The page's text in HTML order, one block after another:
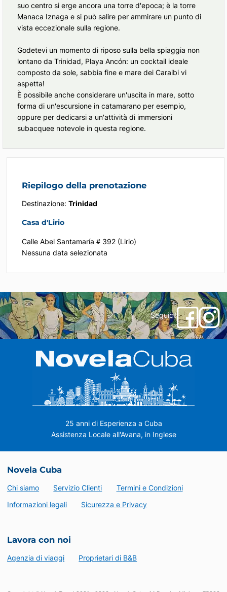
suo centro si erge ancora una torre d'epoca; è la torre
Manaca Iznaga e si può salire per ammirare un punto di
vista eccezionale sulla regione.
Godetevi un momento di riposo sulla bella spiaggia non
lontano da Trinidad, Playa Ancón: un cocktail ideale
composto da sole, sabbia fine e mare dei Caraibi vi
aspetta!
È possibile anche considerare un'uscita in mare, sotto
forma di un'escursione in catamarano per esempio,
oppure per dedicarsi a un'attività di immersioni
subacquee notevole in questa regione.
Riepilogo della prenotazione
Destinazione: Trinidad
Casa d'Lirio
Calle Abel Santamaría # 392 (Lirio)
Nessuna data selezionata
Seguici!
25 anni di Esperienza a Cuba
Assistenza Locale all'Avana, in Inglese
Novela Cuba
Chi siamo Servizio Clienti
Termini e Condizioni
Informazioni legali
Sicurezza e Privacy
Lavora con noi
Agenzia di viaggi Proprietari di B&B